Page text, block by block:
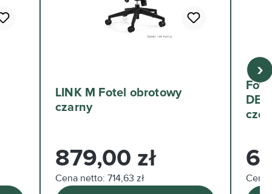
LINK M Fotel obrotowy
czarny
Cena regularna:
879,00 zł
Cena netto: 714,63 zł Cena
›